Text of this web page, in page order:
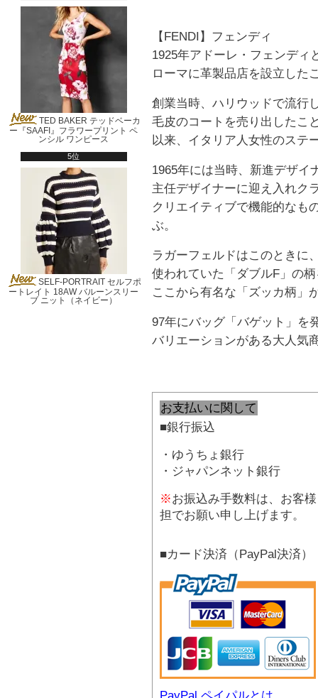
TED BAKER テッドベーカ
ー『SAAFI』フラワープリント ペ
ンシル ワンピース
5位
SELF-PORTRAIT セルフポ
ートレイト 18AW バルーンスリー
ブ ニット（ネイビー）
【FENDI】フェンディ
1925年アドーレ・フェンディ
ローマに革製品店を設立した
創業当時、ハリウッドで流行
毛皮のコートを売り出したこ
以来、イタリア人女性のステ
1965年には当時、新進デザイ
主任デザイナーに迎え入れク
クリエイティブで機能的なも
ぶ。
ラガーフェルドはこのときに
使われていた「ダブルF」の
ここから有名な「ズッカ柄」
97年にバッグ「バゲット」を
バリエーションがある大人気
お支払いに関して
■銀行振込
・ゆうちょ銀行
・ジャパンネット銀行
※お振込み手数料は、お客
担でお願い申し上げます。
■カード決済（PayPal決済）